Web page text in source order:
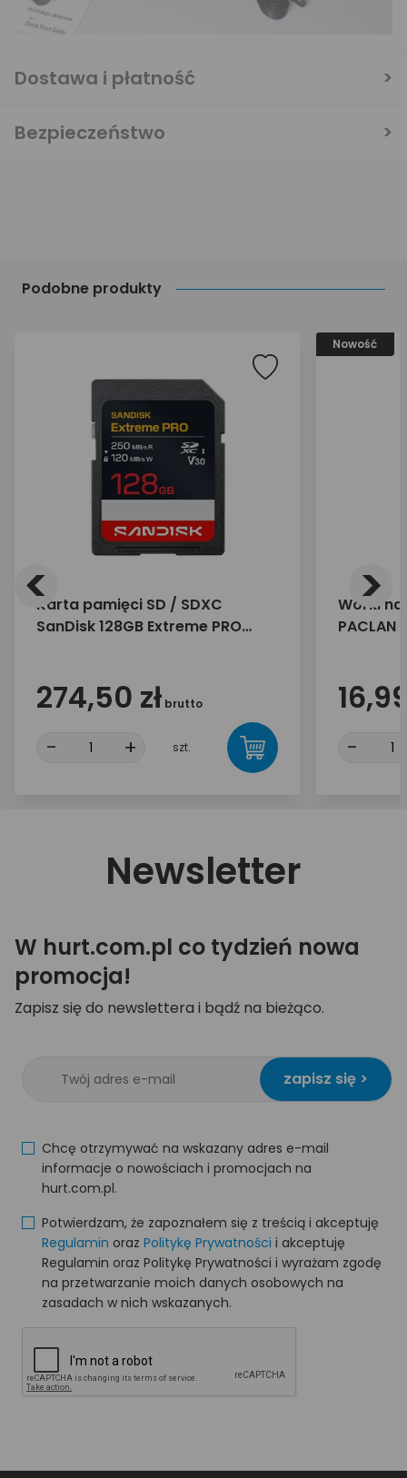
Podobne produkty
Karta pamięci SD / SDXC
SanDisk 128GB Extreme PRO
274,50 zł brutto
- + szt.
Nowość
Worki
PACLAN
-
< >
Dostawa i płatność
Bezpieczeństwo
Newsletter
W hurt.com.pl co tydzień nowa
promocja!
Zapisz się do newslettera i bądź na bieżąco.
zapisz się >
Chcę otrzymywać na wskazany adres e-mail
informacje o nowościach i promocjach na
hurt.com.pl.
Potwierdzam, że zapoznałem się z treścią i akceptuję
Regulamin oraz Politykę Prywatności i akceptuję
Regulamin oraz Politykę Prywatności i wyrażam zgodę
na przetwarzanie moich danych osobowych na
zasadach w nich wskazanych.